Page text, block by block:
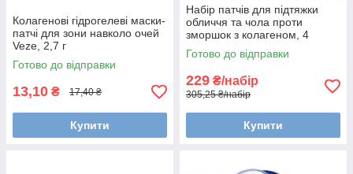
Колагенові гідрогелеві маски-
патчі для зони навколо очей
Veze, 2,7 г
Готово до відправки
13,10 ₴ 17,40 ₴
Купити
Набір патчів для підтяжки
обличчя та чола проти
зморшок з колагеном, 4
шт+10 мл есенція, БЕЙЄМС
Готово до відправки
229 ₴/набір
305,25 ₴/набір
Купити